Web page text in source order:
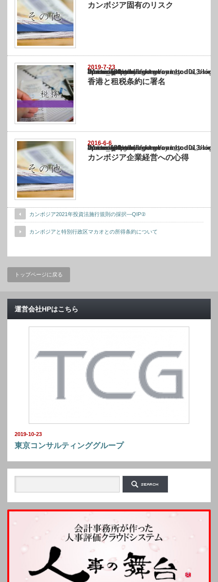
カンボジア固有のリスク
2019-7-23
Warning
: Undefined array key "show_category" in
/home/netst/kuno-cpa.co.jp/public_html/cambodia_blog/wp-content/themes/
on line183
香港と租税条約に署名
2016-6-6
Warning
: Undefined array key "show_category" in
/home/netst/kuno-cpa.co.jp/public_html/cambodia_blog/wp-content/themes/
on line183
カンボジア企業経営への心得
カンボジア2021年投資法施行規則の採択―QIP②
カンボジアと特別行政区マカオとの所得条約について
トップページに戻る
運営会社HPはこちら
2019-10-23
東京コンサルティンググループ